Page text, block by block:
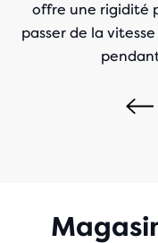
offre une rigidité
passer de la